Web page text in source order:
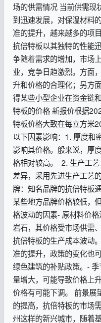
场的供需情况 当前供需现
到迅速发展，对保温材料
准的提升，越来越多的项
抗倍特板以其独特的性能
争随着需求的增加，市场
业，竞争日趋激烈。方面
升和价格的合理化；另方
得某些小型企业在资金链
特板的价格 新报价根据
特板价格大致在每立方米
以下因素影响：1. 厚度和
影响其价格。般来说，厚
格相对较高。 2. 生产工
差异，采用先进生产工艺
牌：知名品牌的抗倍特板
某些地方品牌价格较低，
格波动的因素- 原材料价
岩石，其价格受市场供需
抗倍特板的生产成本波动
准的提升，政策的变化也
绿色建筑的补贴政策。-
量增大，可能导致价格上
价格有可能下调。 前景展
的提高，抗倍特板的市场
州这样的新兴城市，随着